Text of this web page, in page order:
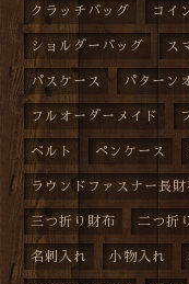
クラッチバッグ コイ
ショルダーバッグ ス
パスケース パターン
フルオーダーメイド
ベルト ペンケース
ラウンドファスナー長財
三つ折り財布 二つ折
名刺入れ 小物入れ